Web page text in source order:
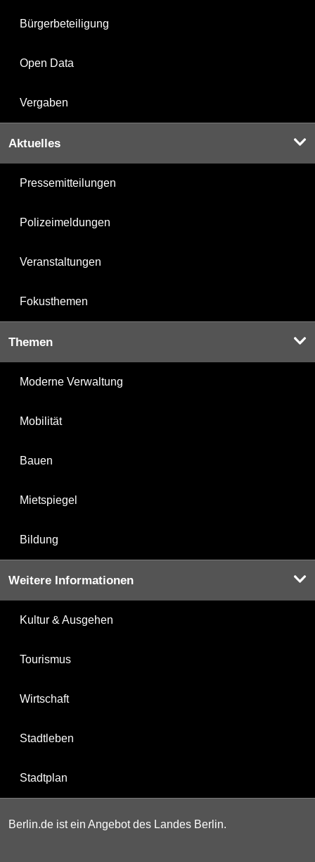
Bürgerbeteiligung
Open Data
Vergaben
Aktuelles
Pressemitteilungen
Polizeimeldungen
Veranstaltungen
Fokusthemen
Themen
Moderne Verwaltung
Mobilität
Bauen
Mietspiegel
Bildung
Weitere Informationen
Kultur & Ausgehen
Tourismus
Wirtschaft
Stadtleben
Stadtplan
Berlin.de ist ein Angebot des Landes Berlin.